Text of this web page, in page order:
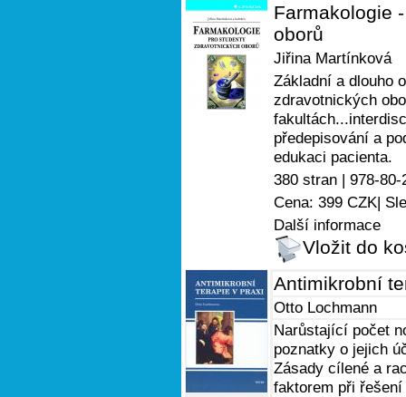
Farmakologie
oborů
Jiřina Martínková
Základní a dlouho
zdravotnických
předepisování a
edukaci pacienta.
380 stran | 978-80-
Cena: 399 CZK|
Další informace
Vložit do
Antimikrobní
Otto Lochmann
Narůstající počet
poznatky o jejich
Zásady cílené a
faktorem při